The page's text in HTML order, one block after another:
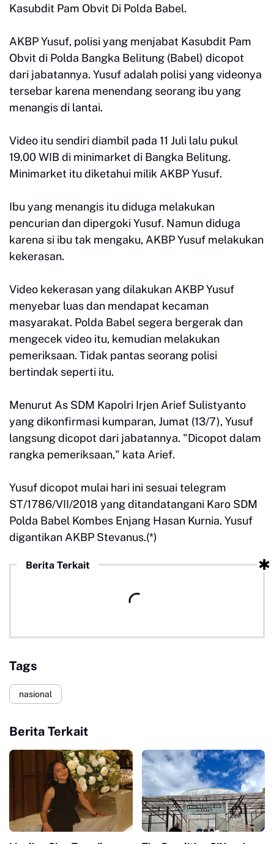
Kasubdit Pam Obvit Di Polda Babel.
AKBP Yusuf, polisi yang menjabat Kasubdit Pam
Obvit di Polda Bangka Belitung (Babel) dicopot
dari jabatannya. Yusuf adalah polisi yang videonya
tersebar karena menendang seorang ibu yang
menangis di lantai.
Video itu sendiri diambil pada 11 Juli lalu pukul
19.00 WIB di minimarket di Bangka Belitung.
Minimarket itu diketahui milik AKBP Yusuf.
Ibu yang menangis itu diduga melakukan
pencurian dan dipergoki Yusuf. Namun diduga
karena si ibu tak mengaku, AKBP Yusuf melakukan
kekerasan.
Video kekerasan yang dilakukan AKBP Yusuf
menyebar luas dan mendapat kecaman
masyarakat. Polda Babel segera bergerak dan
mengecek video itu, kemudian melakukan
pemeriksaan. Tidak pantas seorang polisi
bertindak seperti itu.
Menurut As SDM Kapolri Irjen Arief Sulistyanto
yang dikonfirmasi kumparan, Jumat (13/7), Yusuf
langsung dicopot dari jabatannya. "Dicopot dalam
rangka pemeriksaan," kata Arief.
Yusuf dicopot mulai hari ini sesuai telegram
ST/1786/VII/2018 yang ditandatangani Karo SDM
Polda Babel Kombes Enjang Hasan Kurnia. Yusuf
digantikan AKBP Stevanus.(*)
Berita Terkait
Tags
nasional
Berita Terkait